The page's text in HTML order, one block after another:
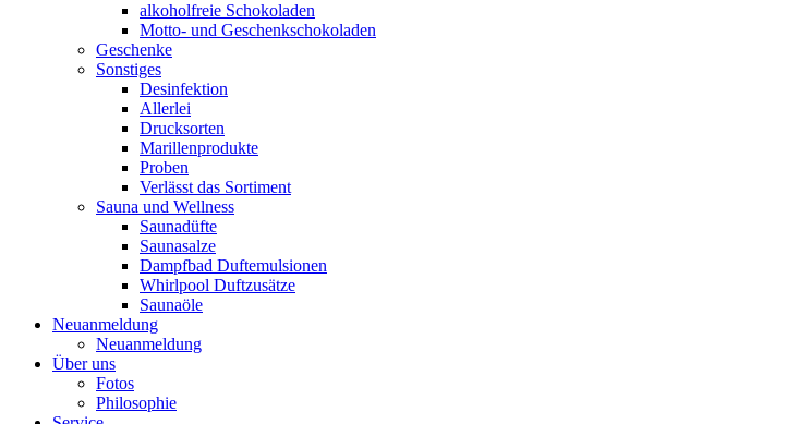
alkoholfreie Schokoladen
Motto- und Geschenkschokoladen
Geschenke
Sonstiges
Desinfektion
Allerlei
Drucksorten
Marillenprodukte
Proben
Verlässt das Sortiment
Sauna und Wellness
Saunadüfte
Saunasalze
Dampfbad Duftemulsionen
Whirlpool Duftzusätze
Saunaöle
Neuanmeldung
Neuanmeldung
Über uns
Fotos
Philosophie